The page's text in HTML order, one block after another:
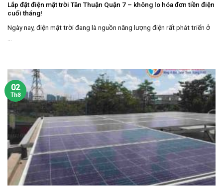
Lắp đặt điện mặt trời Tân Thuận Quận 7 – không lo hóa đơn tiền điện
cuối tháng!
Ngày nay, điện mặt trời đang là nguồn năng lượng điện rất phát triển ở
...
02
Th3